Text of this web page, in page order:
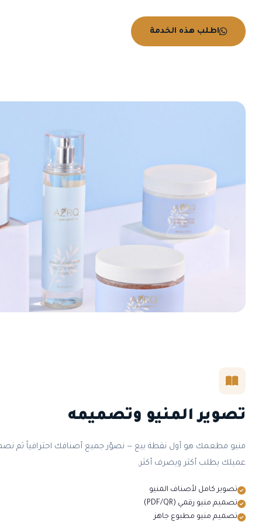
اطلب هذه الخدمة
تصوير المنيو وتصميمه
منيو مطعمك هو أول نقطة بيع — نصوّر جميع أصنافك احترافياً ثم
عميلك يطلب أكثر ويصرف أكثر.
تصوير كامل لأصناف المنيو
تصميم منيو رقمي (PDF/QR)
تصميم منيو مطبوع جاهز